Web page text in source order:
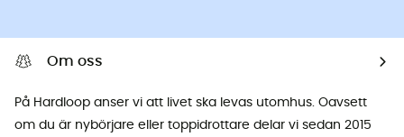
Om oss
På Hardloop anser vi att livet ska levas utomhus. Oavsett
om du är nybörjare eller toppidrottare delar vi sedan 2015